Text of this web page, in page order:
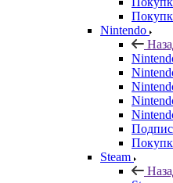
Nintendo
Steam